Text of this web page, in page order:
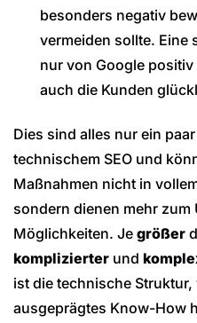
besonders negativ
vermeiden sollte. Eine
nur von Google
auch die Kunden
Dies sind alles nur ein
technischem SEO und
Maßnahmen nicht in
sondern dienen mehr zum
Möglichkeiten. Je größer
komplizierter und
ist die technische Struktur,
ausgeprägtes Know-How